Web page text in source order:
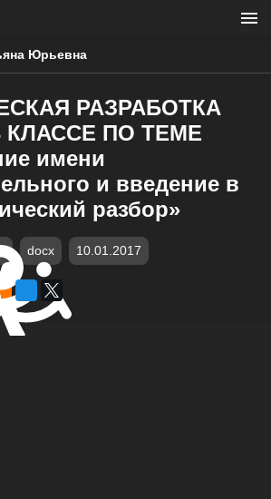
Юрьевна
РАЗРАБОТКА
КЛАССЕ ПО ТЕМЕ
имени
и введение в
разбор»
docx 10.01.2017